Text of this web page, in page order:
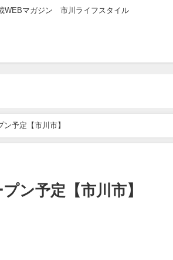
WEBマガジン 市川ライフスタイル
予定【市川市】
ン予定【市川市】